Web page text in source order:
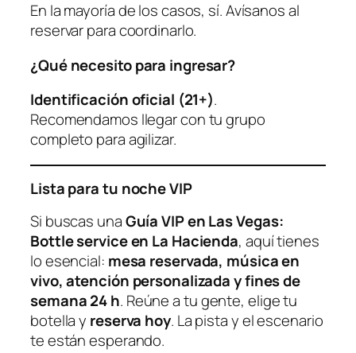
En la mayoría de los casos, sí. Avísanos al
reservar para coordinarlo.
¿Qué necesito para ingresar?
Identificación oficial (21+).
Recomendamos llegar con tu grupo
completo para agilizar.
Lista para tu noche VIP
Si buscas unaGuía VIP en Las Vegas:
Bottle service en La Hacienda, aquí tienes
lo esencial: mesa reservada, música en
vivo, atención personalizada y fines de
semana 24 h. Reúne a tu gente, elige tu
botella y reserva hoy. La pista y el escenario
te están esperando.